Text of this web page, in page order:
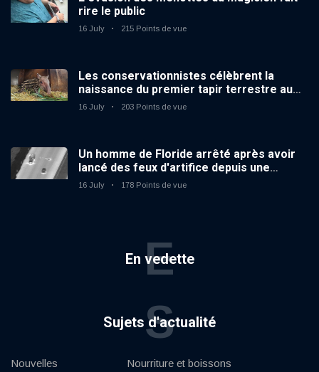
rire le public
16 July 215 Points de vue
Les conservationnistes célèbrent la
naissance du premier tapir terrestre au
zoo du Royaume-Uni depuis 14 ans
16 July 203 Points de vue
Un homme de Floride arrêté après avoir
lancé des feux d'artifice depuis une
voiture en mouvement
16 July 178 Points de vue
En vedette
E
Sujets d'actualité
S
Nouvelles Nourriture et boissons